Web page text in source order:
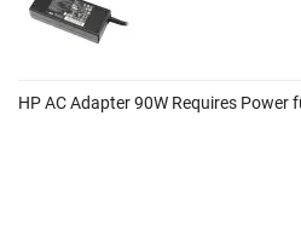
HP AC Adapter 90W Requires Power